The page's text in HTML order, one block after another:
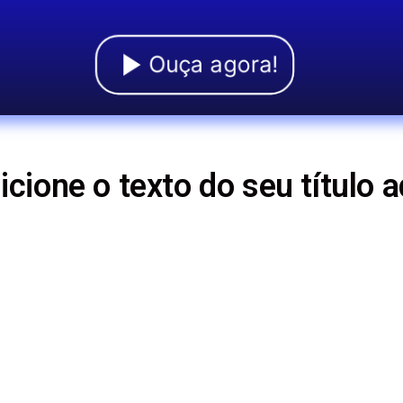
Ouça agora!
o texto do seu título